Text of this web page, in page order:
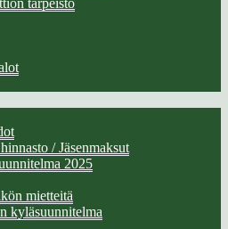
/ Jäsenmaksut
2025
mietteitä
kyläsuunnitelma